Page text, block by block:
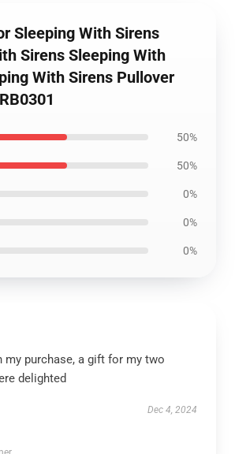
Sleeping With Sirens
Sirens Sleeping With
With Sirens Pullover
50%
50%
0%
0%
0%
my purchase, a gift for my two
delighted
Dec 4, 2024